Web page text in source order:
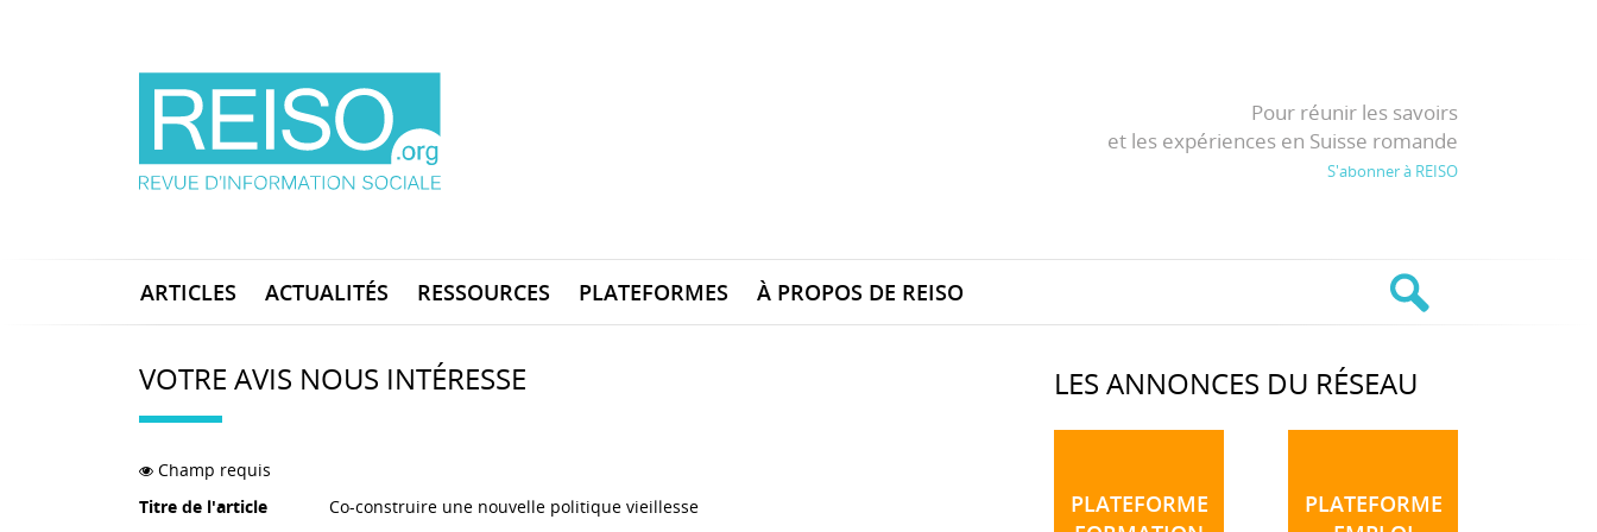
Pour réunir les savoirs
et les expériences en Suisse romande
S'abonner à REISO
ARTICLES ACTUALITÉS RESSOURCES PLATEFORMES À PROPOS DE REISO
VOTRE AVIS NOUS INTÉRESSE
Champ requis
Titre de l'article
Co-construire une nouvelle politique vieillesse
LES ANNONCES DU RÉSEAU
PLATEFORME
PLATEFORME